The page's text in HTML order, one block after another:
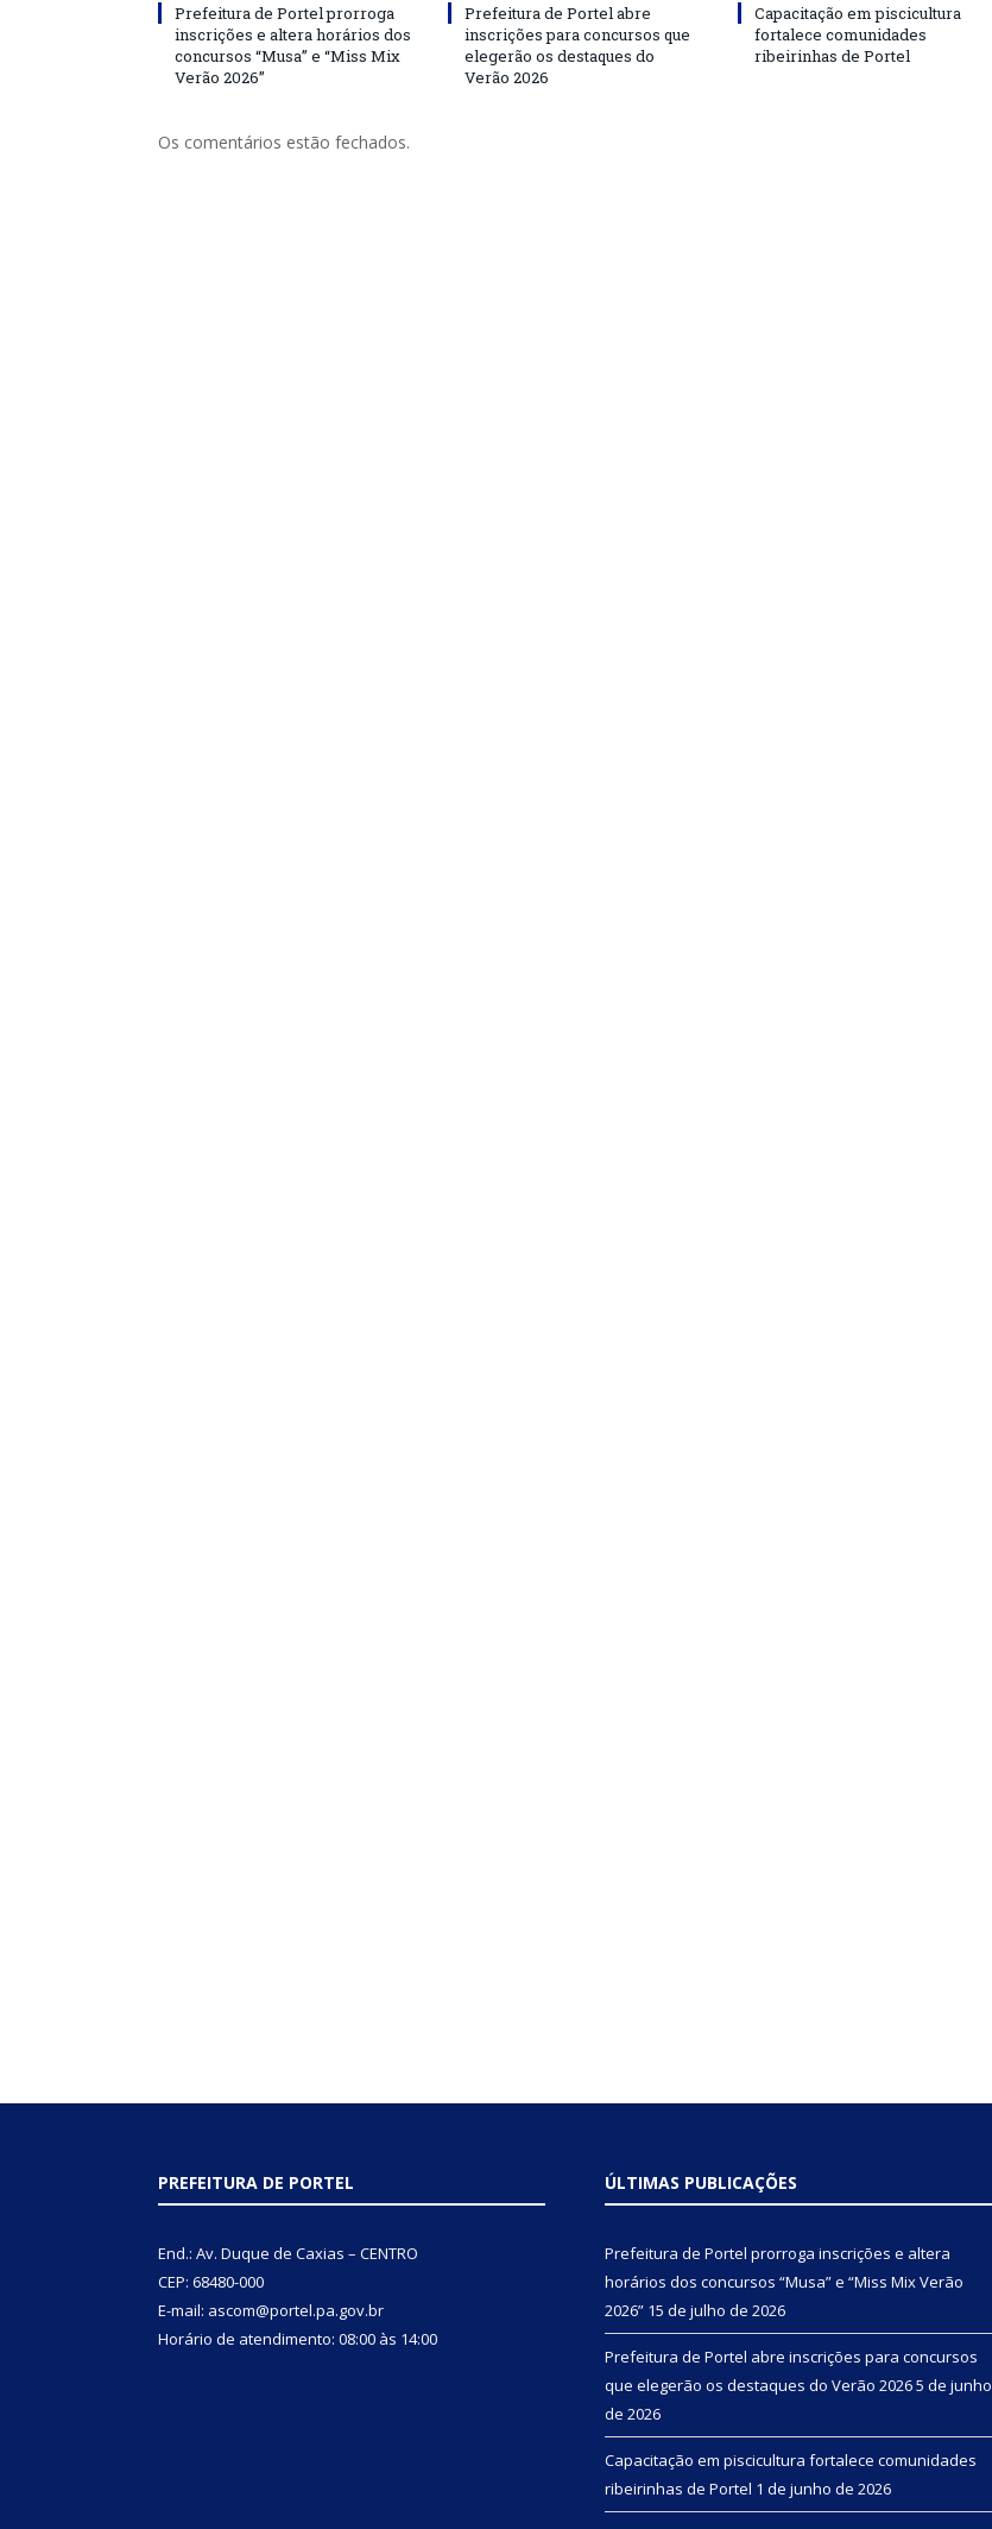
Prefeitura de Portel prorroga
inscrições e altera horários dos
concursos “Musa” e “Miss Mix
Verão 2026”
Prefeitura de Portel abre
inscrições para concursos que
elegerão os destaques do
Verão 2026
Capacitação em piscicultura
fortalece comunidades
ribeirinhas de Portel
Os comentários estão fechados.
PREFEITURA DE PORTEL
End.: Av. Duque de Caxias – CENTRO
CEP: 68480-000
E-mail: ascom@portel.pa.gov.br
Horário de atendimento: 08:00 às 14:00
ÚLTIMAS PUBLICAÇÕES
Prefeitura de Portel prorroga inscrições e altera
horários dos concursos “Musa” e “Miss Mix Verão
2026” 15 de julho de 2026
Prefeitura de Portel abre inscrições para concursos
que elegerão os destaques do Verão 20265 de junho
de 2026
Capacitação em piscicultura fortalece comunidades
ribeirinhas de Portel 1 de junho de 2026